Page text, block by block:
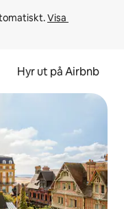
Visa
Hyr ut på Airbnb